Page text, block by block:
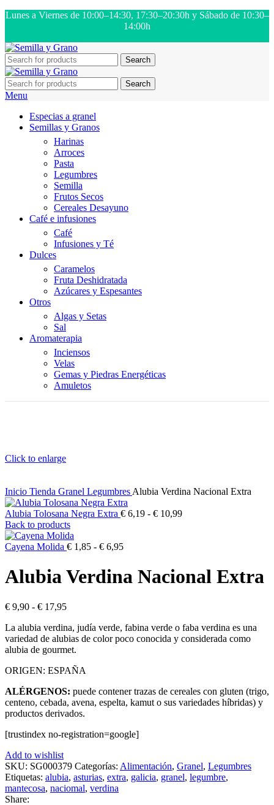
Lunes a Viernes de 10:00–14:30, 17:30–20:30h y Sábado de 10:30–
14:00h
Search
Search
Menu
Especias a granel
Semillas y Granos
Harinas
Arroces
Pasta
Legumbres
Semilla
Frutos Secos
Cereales Desayuno
Café e infusiones
Café
Infusiones y Té
Dulces
Caramelos
Fruta Deshidratada
Azúcares y Espesantes
Otros
Algas y Setas
Sal
Aromaterapia
Inciensos
Velas
Gemas y Piedras Energéticas
Amuletos
Click to enlarge
Inicio Tienda Granel Legumbres Alubia Verdina Nacional Extra
Alubia Tolosana Negra Extra € 6,19 - € 10,99Rango
€ 10,99
Back to products
Cayena Molida € 1,85 - € 6,95Rango
precios:
desde
Alubia Verdina Nacional Extra
€ 9,90 - € 17,95Rango
precios:
desde
€ 9,90
€ 17,95
La alubia verdina, judía verde, fabina verde o faba verdina es una
variedad de alubias de color poco conocida y considerada como
alubia de gourmet.
ORIGEN: ESPAÑA
ALÉRGENOS: puede contener trazas de cereales con gluten (trigo,
centeno, cebada, avena, espelta, kamut o sus variedades híbridas) y
productos derivados.
[trustindex no-registration=google]
Add to wishlist
SKU: SG000379 Categorías: Alimentación, Granel, Legumbres
Etiquetas: alubia, asturias, extra, galicia, granel, legumbre,
mantecosa, naciomal, verdina
Share: